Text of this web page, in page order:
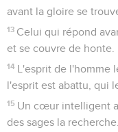
avant la gloire se
13 Celui qui répond
et se couvre de honte.
14 L'esprit de l'homme
l'esprit est abattu, qui
15 Un cœur intelligent
des sages la recherche.